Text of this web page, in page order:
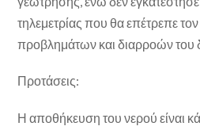
τηλεμετρίας που θα επέτρεπε
προβλημάτων και διαρροών του
Προτάσεις:
Η αποθήκευση του νερού είναι